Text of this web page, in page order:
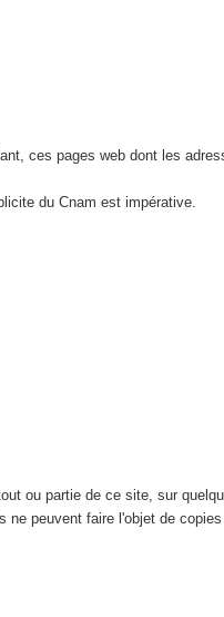
ces pages web dont les
du Cnam est impérative.
ou partie de ce site, sur
peuvent faire l'objet de